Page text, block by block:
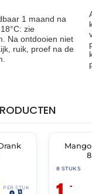
1 maand na
zie
Na ontdooien niet
ruik, proef na de
PER STUK
13
🔥 OP=OP
8 STUKS
–